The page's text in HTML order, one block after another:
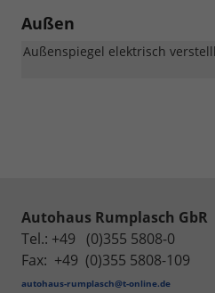
Außen
Außenspiegel elektrisch
Autohaus Rumplasch GbR
Tel.: +49 (0)355 5808-0
Fax: +49 (0)355 5808-109
autohaus-rumplasch@t-online.de